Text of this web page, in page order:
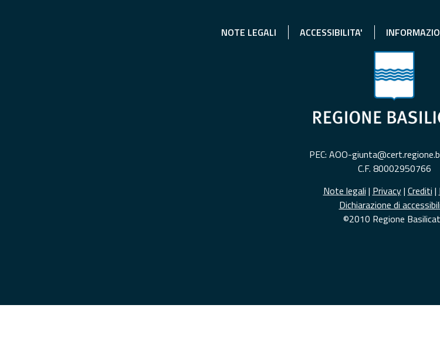
NOTE LEGALI ACCESSIBILITA'
PEC: AOO-
C.F. 80002950766
Note legali | Privacy| Crediti |
Dichiarazione di
©2010 Regione